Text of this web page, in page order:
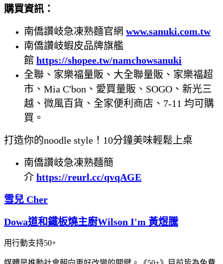
購買資訊：
南僑讚岐急凍熟麵官網 www.sanuki.com.tw
南僑讚岐蝦皮品牌旗艦
館 https://shopee.tw/namchowsanuki
全聯、家樂福量販、大全聯量販、家樂福超
市、Mia C'bon、愛買量販、SOGO、新光三
越、微風百貨、全家便利商店、7-11 均可購
買。
打造你的noodle style！10分鐘美味輕鬆上桌
南僑讚岐急凍熟麵簡
介 https://reurl.cc/qvqAGE
雪兒 Cher
Dowa道和鐵板燒主廚Wilson I'm 黃煜騰
用行動支持50+